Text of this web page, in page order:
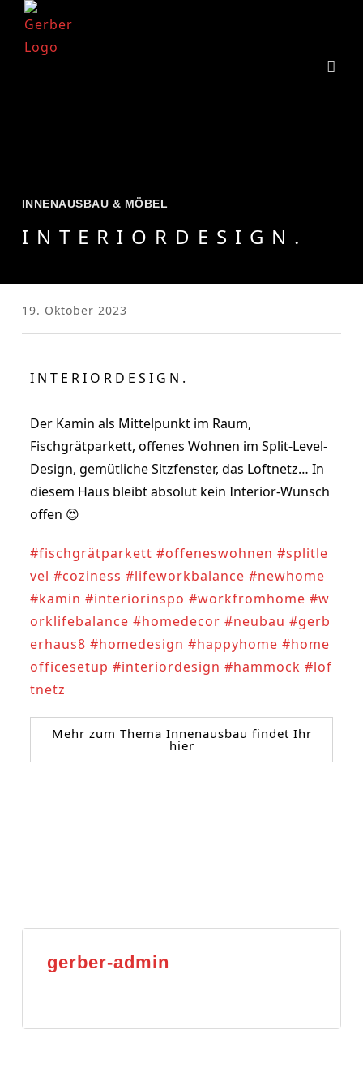
INNENAUSBAU & MÖBEL
INTERIORDESIGN.
19. Oktober 2023
I N T E R I O R D E S I G N .
Der Kamin als Mittelpunkt im Raum,
Fischgrätparkett, offenes Wohnen im Split-Level-
Design, gemütliche Sitzfenster, das Loftnetz… In
diesem Haus bleibt absolut kein Interior-Wunsch
offen 😍
#fischgrätparkett #offeneswohnen #splitle
vel #coziness #lifeworkbalance #newhome
#kamin #interiorinspo #workfromhome #w
orklifebalance #homedecor #neubau #gerb
erhaus8 #homedesign #happyhome #home
officesetup #interiordesign #hammock #lof
tnetz
Mehr zum Thema Innenausbau findet Ihr
hier
gerber-admin